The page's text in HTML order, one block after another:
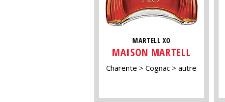
MARTELL XO
MAISON MARTELL
Charente Cognac autre